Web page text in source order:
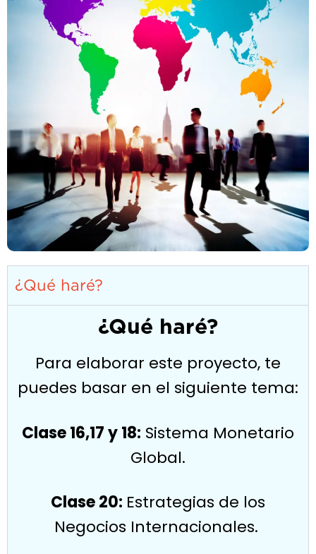
¿Qué haré?
¿Qué haré?
Para elaborar este proyecto, te
puedes basar en el siguiente tema:
Clase 16,17 y 18: Sistema Monetario
Global.
Clase 20: Estrategias de los
Negocios Internacionales.